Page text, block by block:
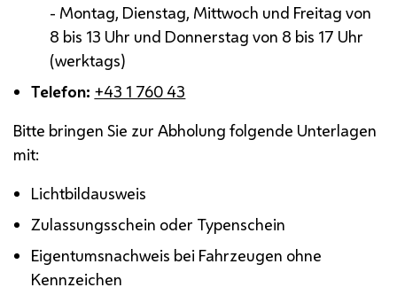
- Montag, Dienstag, Mittwoch und Freitag von
8 bis 13 Uhr und Donnerstag von 8 bis 17 Uhr
(werktags)
Telefon: +43 1 760 43
Bitte bringen Sie zur Abholung folgende Unterlagen
mit:
Lichtbildausweis
Zulassungsschein oder Typenschein
Eigentumsnachweis bei Fahrzeugen ohne
Kennzeichen